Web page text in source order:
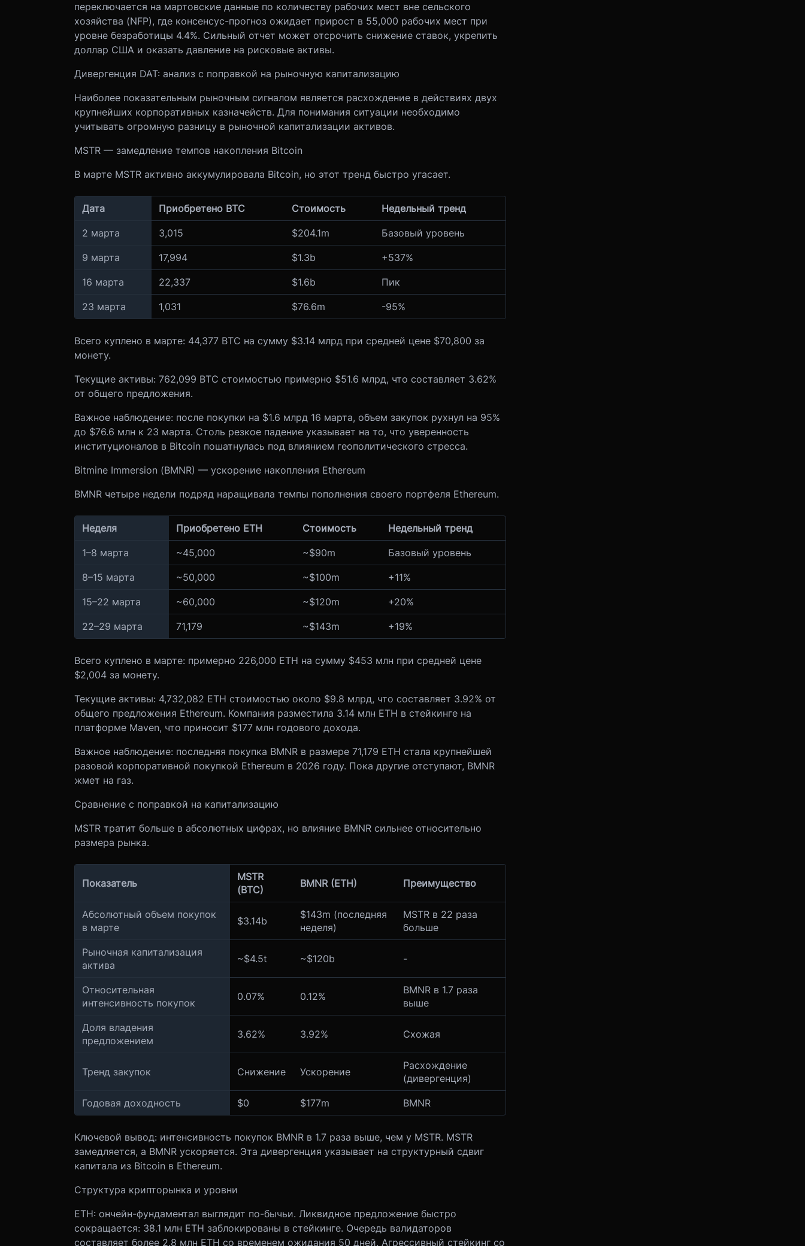
переключается на мартовские данные по количеству рабочих мест вне сельского
хозяйства (NFP), где консенсус-прогноз ожидает прирост в 55,000 рабочих мест при
уровне безработицы 4.4%. Сильный отчет может отсрочить снижение ставок, укрепить
доллар США и оказать давление на рисковые активы.
Дивергенция DAT: анализ с поправкой на рыночную капитализацию
Наиболее показательным рыночным сигналом является расхождение в действиях двух
крупнейших корпоративных казначейств. Для понимания ситуации необходимо
учитывать огромную разницу в рыночной капитализации активов.
MSTR — замедление темпов накопления Bitcoin
В марте MSTR активно аккумулировала Bitcoin, но этот тренд быстро угасает.
Дата Приобретено BTC Стоимость Недельный тренд
2 марта 3,015 $204.1m Базовый уровень
9 марта 17,994 $1.3b +537%
16 марта 22,337 $1.6b Пик
23 марта 1,031 $76.6m -95%
Всего куплено в марте: 44,377 BTC на сумму $3.14 млрд при средней цене $70,800 за
монету.
Текущие активы: 762,099 BTC стоимостью примерно $51.6 млрд, что составляет 3.62%
от общего предложения.
Важное наблюдение: после покупки на $1.6 млрд 16 марта, объем закупок рухнул на 95%
до $76.6 млн к 23 марта. Столь резкое падение указывает на то, что уверенность
институционалов в Bitcoin пошатнулась под влиянием геополитического стресса.
Bitmine Immersion (BMNR) — ускорение накопления Ethereum
BMNR четыре недели подряд наращивала темпы пополнения своего портфеля Ethereum.
Неделя Приобретено ETH Стоимость Недельный тренд
1–8 марта ~45,000 ~$90m Базовый уровень
8–15 марта ~50,000 ~$100m +11%
15–22 марта ~60,000 ~$120m +20%
22–29 марта 71,179 ~$143m +19%
Всего куплено в марте: примерно 226,000 ETH на сумму $453 млн при средней цене
$2,004 за монету.
Текущие активы: 4,732,082 ETH стоимостью около $9.8 млрд, что составляет 3.92% от
общего предложения Ethereum. Компания разместила 3.14 млн ETH в стейкинге на
платформе Maven, что приносит $177 млн годового дохода.
Важное наблюдение: последняя покупка BMNR в размере 71,179 ETH стала крупнейшей
разовой корпоративной покупкой Ethereum в 2026 году. Пока другие отступают, BMNR
жмет на газ.
Сравнение с поправкой на капитализацию
MSTR тратит больше в абсолютных цифрах, но влияние BMNR сильнее относительно
размера рынка.
Показатель
MSTR
(BTC)
BMNR (ETH) Преимущество
Абсолютный объем покупок
в марте
$3.14b
$143m (последняя
неделя)
MSTR в 22 раза
больше
Рыночная капитализация
актива
~$4.5t ~$120b -
Относительная
интенсивность покупок
0.07% 0.12%
BMNR в 1.7 раза
выше
Доля владения
предложением
3.62% 3.92% Схожая
Тренд закупок Снижение Ускорение
Расхождение
(дивергенция)
Годовая доходность $0 $177m BMNR
Ключевой вывод: интенсивность покупок BMNR в 1.7 раза выше, чем у MSTR. MSTR
замедляется, а BMNR ускоряется. Эта дивергенция указывает на структурный сдвиг
капитала из Bitcoin в Ethereum.
Структура крипторынка и уровни
ETH: ончейн-фундаментал выглядит по-бычьи. Ликвидное предложение быстро
сокращается: 38.1 млн ETH заблокированы в стейкинге. Очередь валидаторов
составляет более 2.8 млн ETH со временем ожидания 50 дней. Агрессивный стейкинг со